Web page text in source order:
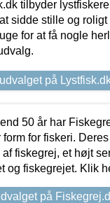
tilbyder
sidde stille og roligt
for at få nogle
på
end 50 år har
form for fiskeri.
af fiskegrej, et højt
og fiskegrejet. Klik
på